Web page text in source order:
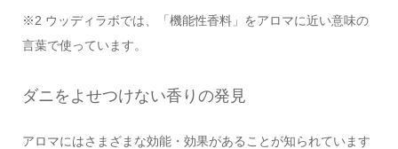
※2 ウッディラボでは、「機能性香料」をアロマに近い意味の
言葉で使っています。
ダニをよせつけない香りの発見
アロマにはさまざまな効能・効果があることが知られています